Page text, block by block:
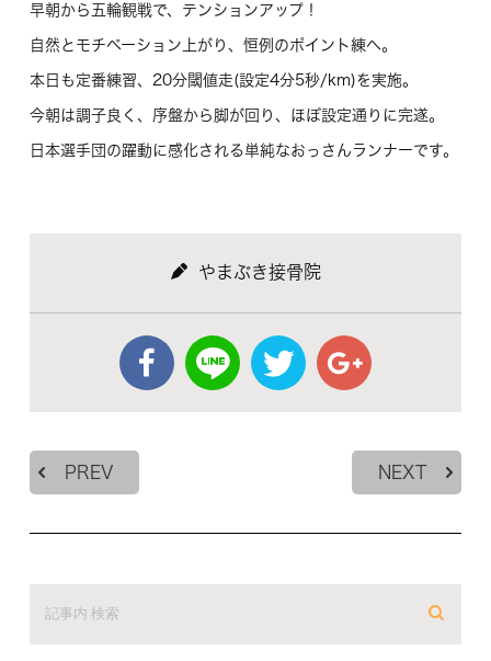
早朝から五輪観戦で、テンションアップ！
自然とモチベーション上がり、恒例のポイント練へ。
本日も定番練習、20分閾値走(設定4分5秒/km)を実施。
今朝は調子良く、序盤から脚が回り、ほぼ設定通りに完遂。
日本選手団の躍動に感化される単純なおっさんランナーです。
やまぶき接骨院
PREV NEXT